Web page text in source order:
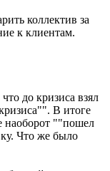
коллектив за
к клиентам.
до кризиса взял
В итоге
наоборот ""пошел
Что же было